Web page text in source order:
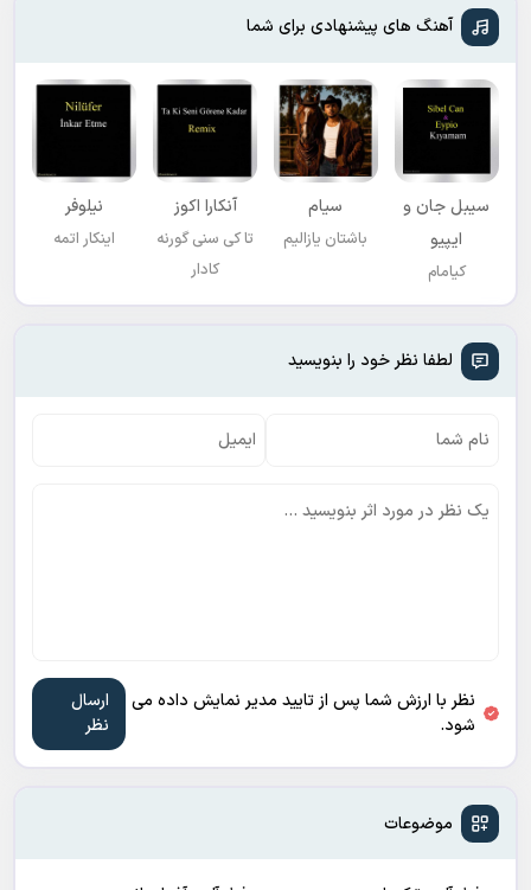
موضوعات
آهنگ های پیشنهادی برای شما
سیبل جان و
ایپیو
کیامام
سیام
باشتان یازالیم
آنکارا اکوز
تا کی سنی گورنه
کادار
نیلوفر
اینکار اتمه
لطفا نظر خود را بنویسید
نظر با ارزش شما پس از تایید مدیر نمایش داده می
شود.